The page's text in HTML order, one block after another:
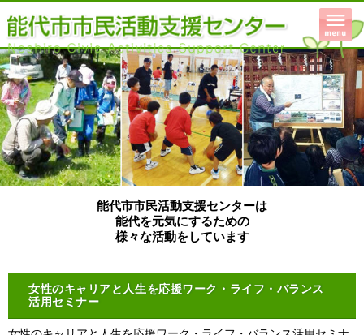
能代市市民活動支援センターは
能代を元気にするための
様々な活動をしています
女性のキャリアと人生を応援ワーク・ライフ・バランス
活用セミナー